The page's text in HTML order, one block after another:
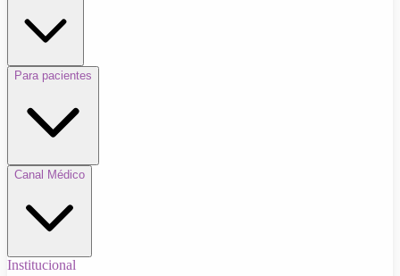
Para pacientes
Canal Médico
Institucional